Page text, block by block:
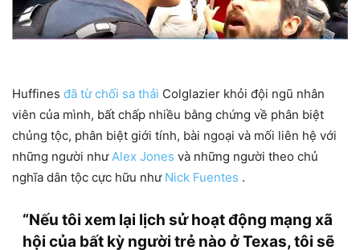
Huffines đã từ chối sa thải Colglazier khỏi đội ngũ nhân
viên của mình, bất chấp nhiều bằng chứng về phân biệt
chủng tộc, phân biệt giới tính, bài ngoại và mối liên hệ với
những người nhưAlex Jones và những người theo chủ
nghĩa dân tộc cực hữu như Nick Fuentes .
“Nếu tôi xem lại lịch sử hoạt động mạng xã
hội của bất kỳ người trẻ nào ở Texas, tôi sẽ